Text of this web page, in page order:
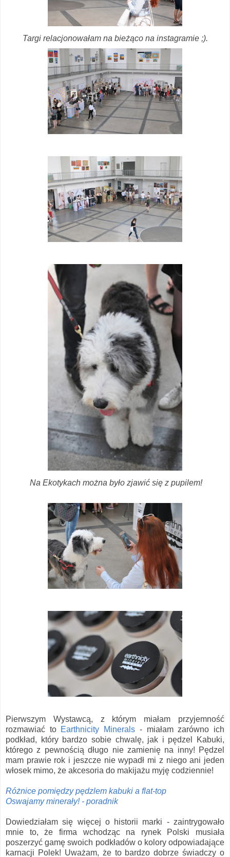
Targi relacjonowałam na bieżąco na instagramie ;).
Na Ekotykach można było zjawić się z pupilem!
Pierwszym Wystawcą, z którym miałam przyjemność
rozmawiać to Earthnicity Minerals - miałam zarówno ich
podkład, który bardzo sobie chwalę, jak i pędzel Kabuki,
którego z pewnością długo nie zamienię na inny! Pędzel
mam prawie rok i jeszcze nie wypadł mi z niego ani jeden
włosek mimo, że akcesoria do makijażu myję codziennie!
Różnice pomiędzy pędzlem kabuki a flat-top
Oswajamy minerały! - poradnik
Dowiedziałam się więcej o historii marki - zaintrygowało
mnie to, że firma wchodząc na rynek Polski musiała
poszerzyć gamę swoich podkładów o kolory odpowiadające
karnacji Polek! Uważam, że to bardzo dobrze świadczy o